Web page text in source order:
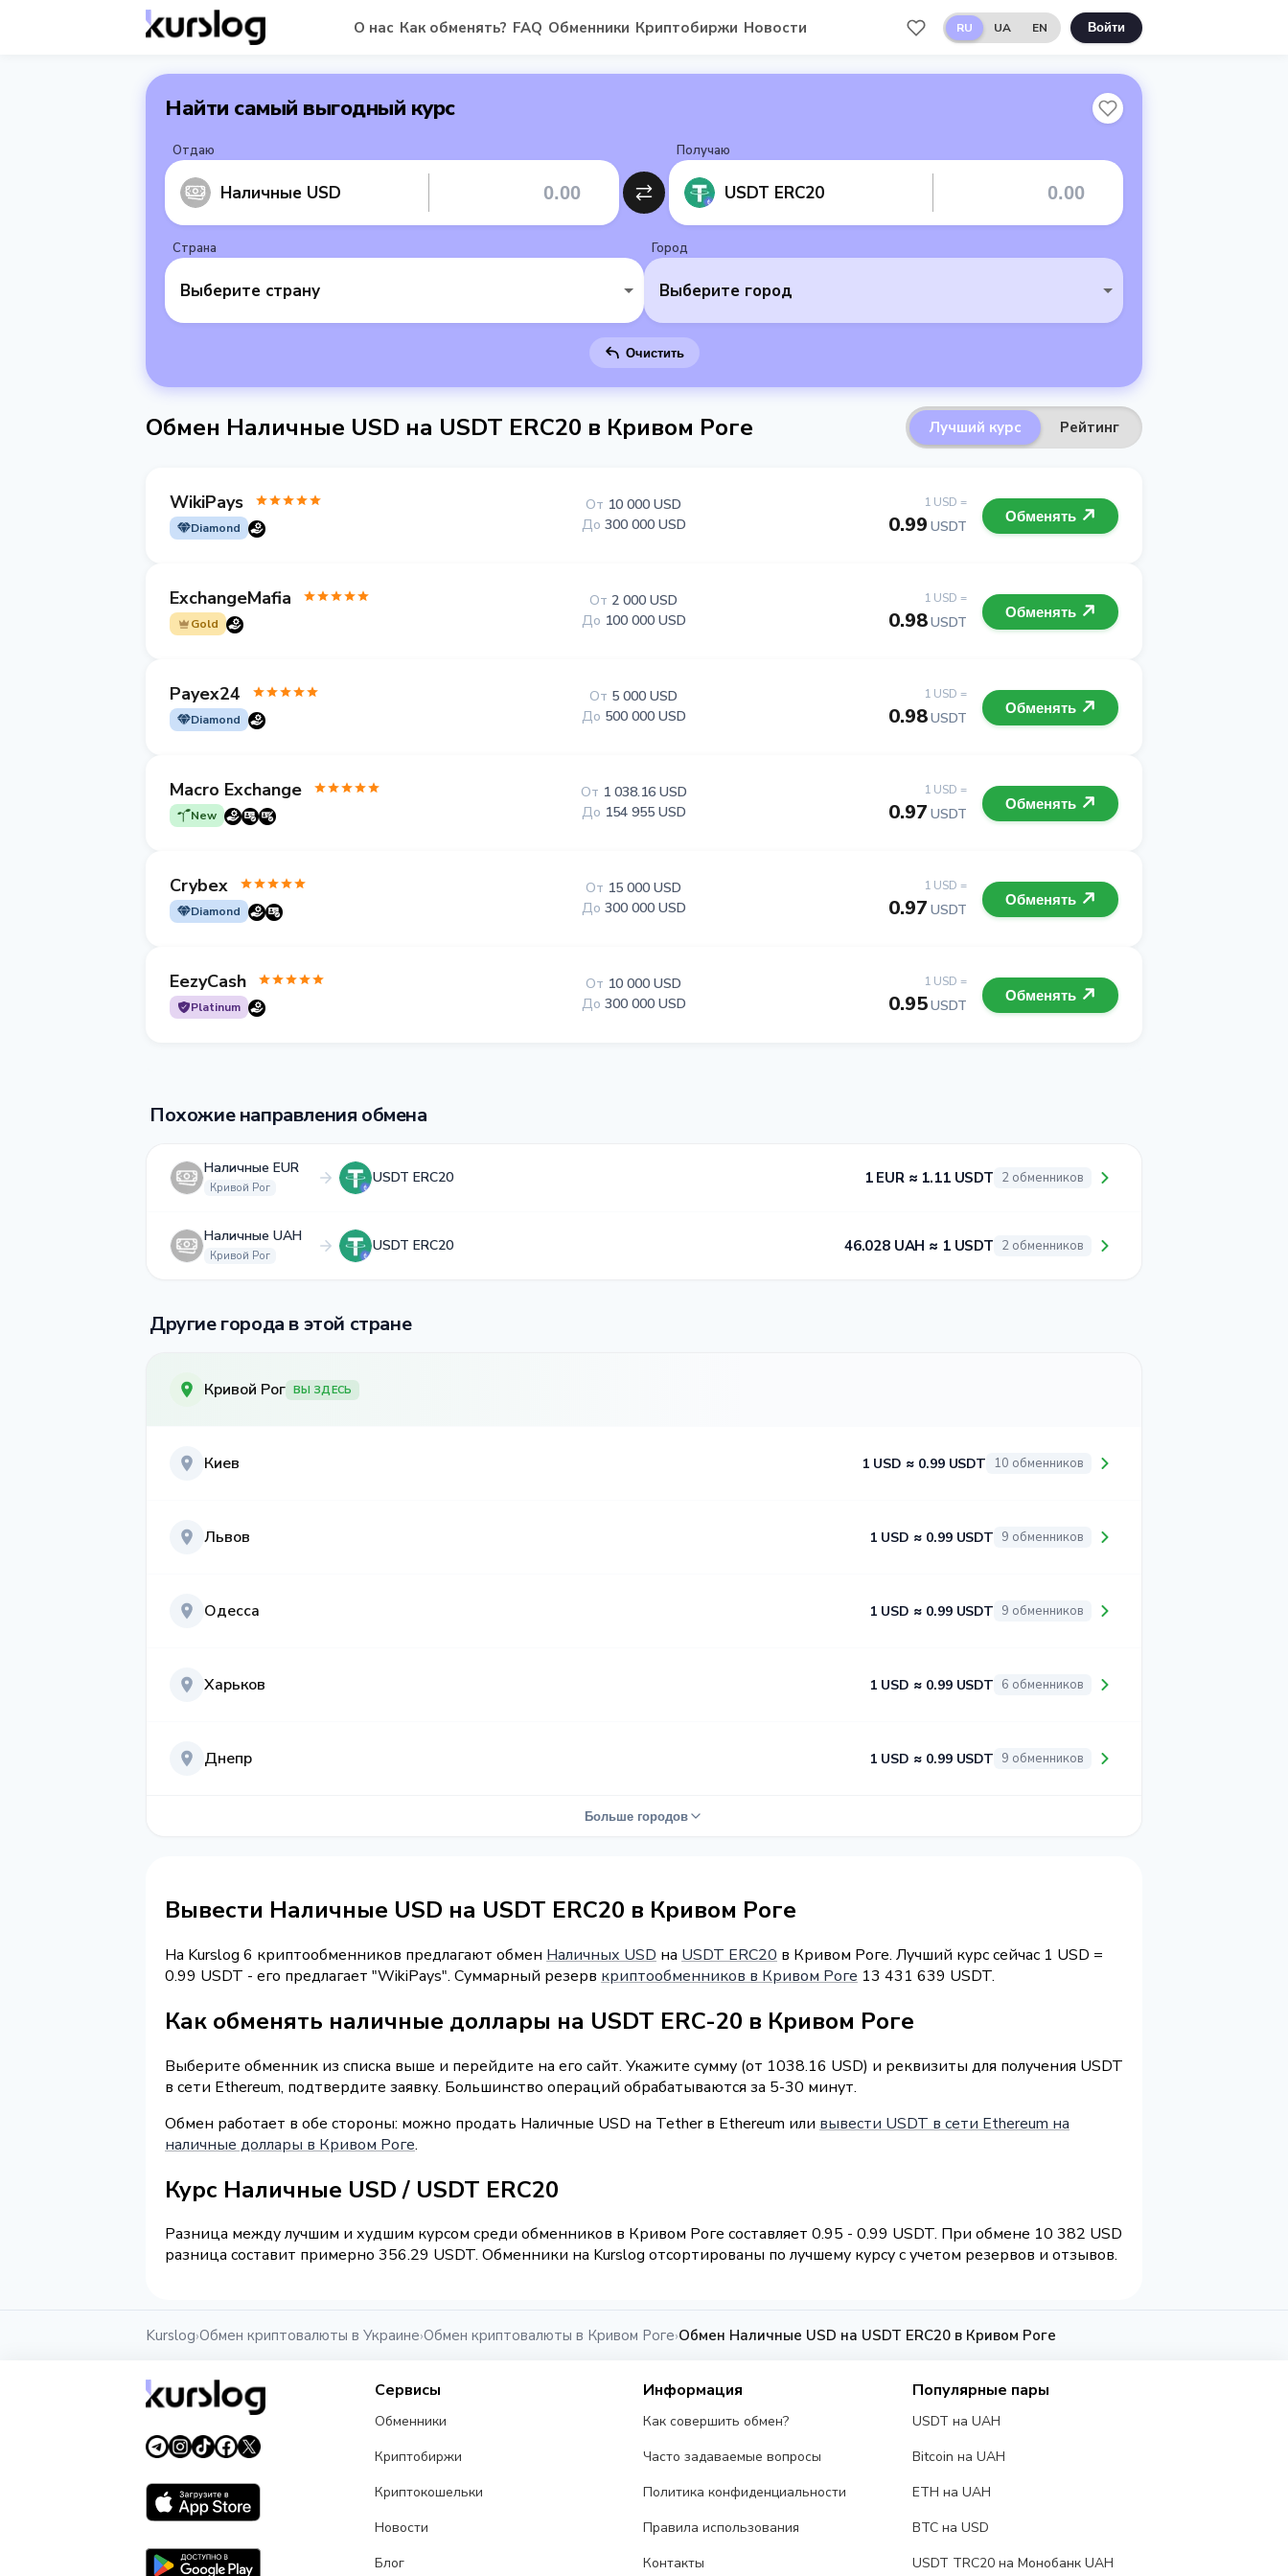
О нас Как обменять? FAQ Обменники Криптобиржи Новости RU UA EN Войти
Найти самый выгодный курс
Отдаю
Наличные USD
Получаю
USDT ERC20
Страна
Выберите страну
Город
Выберите город
Очистить
Обмен Наличные USD на USDT ERC20 в Кривом Роге Лучший курс Рейтинг
WikiPays
Diamond
1 USD =
0.99 USDT
От 10 000 USD
До 300 000 USD Обменять
ExchangeMafia
Gold
1 USD =
0.98USDT
От 2 000 USD
До 100 000 USD Обменять
Payex24
Diamond
1 USD =
0.98USDT
От 5 000 USD
До 500 000 USD Обменять
Macro Exchange
New
1 USD =
0.97 USDT
От 1 038.16 USD
До 154 955 USD Обменять
Crybex
Diamond
1 USD =
0.97 USDT
От 15 000 USD
До 300 000 USD Обменять
EezyCash
Platinum
1 USD =
0.95USDT
От 10 000 USD
До 300 000 USD Обменять
Похожие направления обмена
Наличные EUR
Кривой Рог
USDT ERC20 1 EUR ≈ 1.11 USDT 2 обменников
Наличные UAH
Кривой Рог
USDT ERC20 46.028 UAH ≈ 1 USDT 2 обменников
Другие города в этой стране
Кривой Рог ВЫ ЗДЕСЬ
Киев 1 USD ≈ 0.99 USDT 10 обменников
Львов 1 USD ≈ 0.99 USDT 9 обменников
Одесса 1 USD ≈ 0.99 USDT 9 обменников
Харьков 1 USD ≈ 0.99 USDT 6 обменников
Днепр 1 USD ≈ 0.99 USDT 9 обменников
Больше городов
Вывести Наличные USD на USDT ERC20 в Кривом Роге
На Kurslog 6 криптообменников предлагают обмен Наличных USD на USDT ERC20 в Кривом Роге. Лучший курс сейчас 1 USD =
0.99 USDT - его предлагает "WikiPays". Суммарный резерв криптообменников в Кривом Роге 13 431 639 USDT.
Как обменять наличные доллары на USDT ERC-20 в Кривом Роге
Выберите обменник из списка выше и перейдите на его сайт. Укажите сумму (от 1038.16 USD) и реквизиты для получения USDT
в сети Ethereum, подтвердите заявку. Большинство операций обрабатываются за 5-30 минут.
Обмен работает в обе стороны: можно продать Наличные USD на Tether в Ethereum или вывести USDT в сети Ethereum на
наличные доллары в Кривом Роге.
Курс Наличные USD / USDT ERC20
Разница между лучшим и худшим курсом среди обменников в Кривом Роге составляет 0.95 - 0.99 USDT. При обмене 10 382 USD
разница составит примерно 356.29 USDT. Обменники на Kurslog отсортированы по лучшему курсу с учетом резервов и отзывов.
Kurslog›Обмен криптовалюты в Украине›Обмен криптовалюты в Кривом Роге›Обмен Наличные USD на USDT ERC20 в Кривом Роге
Сервисы
Обменники
Криптобиржи
Криптокошельки
Новости
Блог
Информация
Как совершить обмен?
Часто задаваемые вопросы
Политика конфиденциальности
Правила использования
Контакты
Популярные пары
USDT на UAH
Bitcoin на UAH
ETH на UAH
BTC на USD
USDT TRC20 на Монобанк UAH